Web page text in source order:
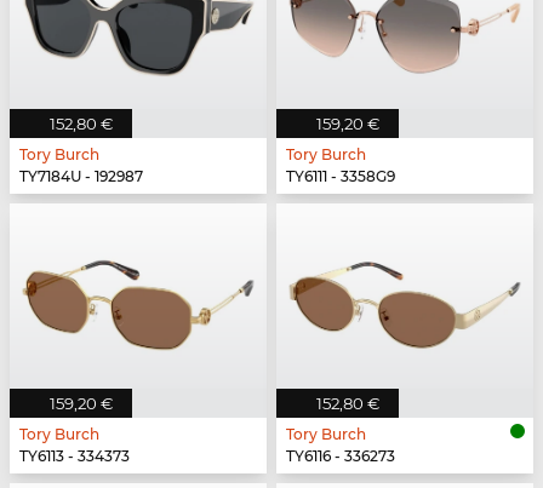
152,80 €
Tory Burch
TY7184U - 192987
159,20 €
Tory Burch
TY6111 - 3358G9
159,20 €
Tory Burch
TY6113 - 334373
152,80 €
Tory Burch
TY6116 - 336273